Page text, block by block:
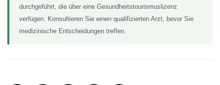
durchgeführt, die über eine Gesundheitstourismuslizenz
verfügen. Konsultieren Sie einen qualifizierten Arzt, bevor Sie
medizinische Entscheidungen treffen.